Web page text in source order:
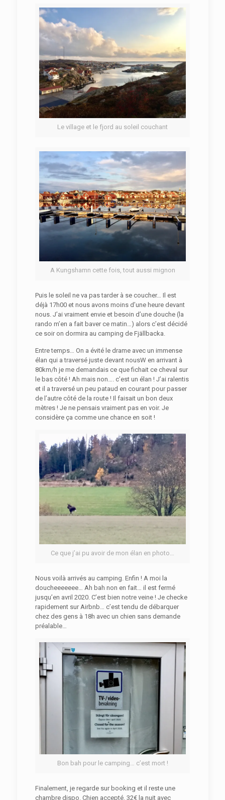
Le village et le fjord au soleil couchant
A Kungshamn cette fois, tout aussi mignon
Puis le soleil ne va pas tarder à se coucher… Il est
déjà 17h00 et nous avons moins d’une heure devant
nous. J’ai vraiment envie et besoin d’une douche (la
rando m’en a fait baver ce matin…) alors c’est décidé
ce soir on dormira au camping de Fjällbacka.
Entre temps… On a évité le drame avec un immense
élan qui a traversé juste devant nousW en arrivant à
80km/h je me demandais ce que fichait ce cheval sur
le bas côté ! Ah mais non…. c’est un élan ! J’ai ralentis
et il a traversé un peu pataud en courant pour passer
de l’autre côté de la route ! Il faisait un bon deux
mètres ! Je ne pensais vraiment pas en voir. Je
considère ça comme une chance en soit !
Ce que j’ai pu avoir de mon élan en photo…
Nous voilà arrivés au camping. Enfin ! A moi la
doucheeeeeee… Ah bah non en fait… il est fermé
jusqu’en avril 2020. C’est bien notre veine ! Je checke
rapidement sur Airbnb… c’est tendu de débarquer
chez des gens à 18h avec un chien sans demande
préalable…
Bon bah pour le camping… c’est mort !
Finalement, je regarde sur booking et il reste une
chambre dispo. Chien accepté. 32€ la nuit avec